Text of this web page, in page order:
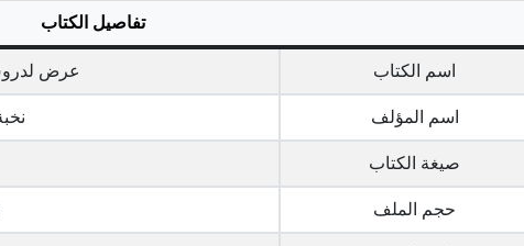
تفاصيل الكتاب
اسم الكتاب عرض لدروس
اسم المؤلف
صيغة الكتاب
حجم الملف